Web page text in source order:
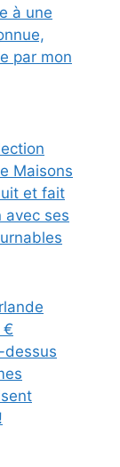
à une
par mon
Maisons
et fait
avec ses
€
dessus